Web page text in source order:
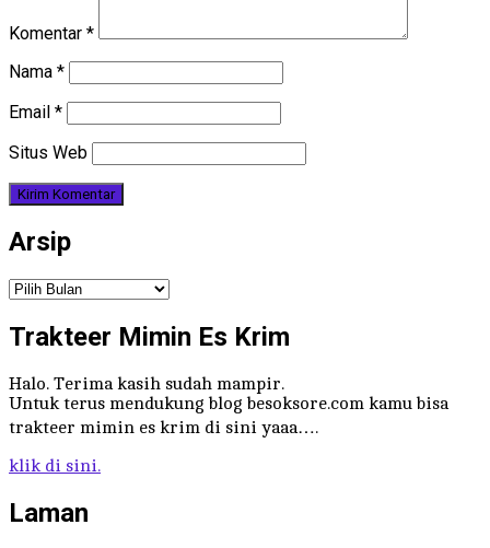
Komentar *
Nama *
Email *
Situs Web
Arsip
Arsip
Trakteer Mimin Es Krim
Halo. Terima kasih sudah mampir.
Untuk terus mendukung blog besoksore.com kamu bisa
trakteer mimin es krim di sini yaaa….
klik di sini.
Laman